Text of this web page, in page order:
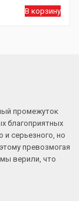
В корзину
промежуток
благоприятных
и серьезного, но
превозмогая
верили, что